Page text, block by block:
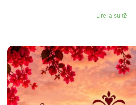
Lire la suite